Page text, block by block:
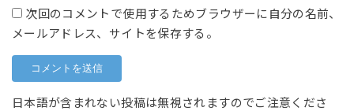
次回のコメントで使用するためブラウザーに自分の名前、
メールアドレス、サイトを保存する。
日本語が含まれない投稿は無視されますのでご注意くださ